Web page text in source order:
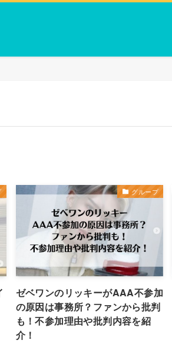
グループ
ゼベワンのリッキーがAAA不参加
の原因は事務所？ファンから批判
も！不参加理由や批判内容を紹
介！